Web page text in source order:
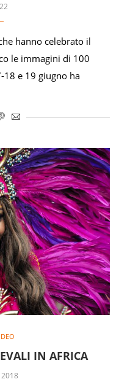
hanno celebrato il
le immagini di 100
18 e 19 giugno ha
IN AFRICA